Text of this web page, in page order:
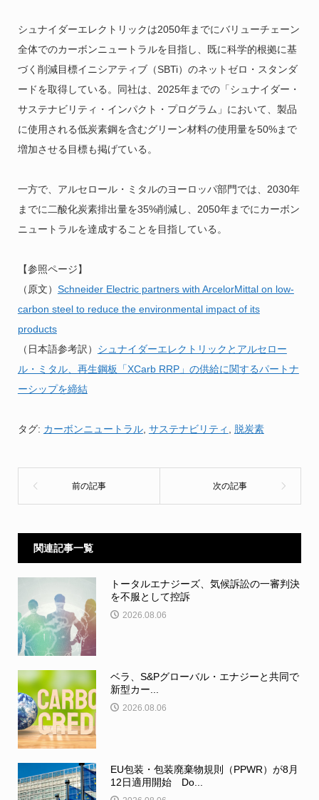
シュナイダーエレクトリックは2050年までにバリューチェーン
全体でのカーボンニュートラルを目指し、既に科学的根拠に基
づく削減目標イニシアティブ（SBTi）のネットゼロ・スタンダ
ードを取得している。同社は、2025年までの「シュナイダー・
サステナビリティ・インパクト・プログラム」において、製品
に使用される低炭素鋼を含むグリーン材料の使用量を50%まで
増加させる目標も掲げている。
一方で、アルセロール・ミタルのヨーロッパ部門では、2030年
までに二酸化炭素排出量を35%削減し、2050年までにカーボン
ニュートラルを達成することを目指している。
【参照ページ】
（原文） Schneider Electric partners with ArcelorMittal on low-
carbon steel to reduce the environmental impact of its
products
（日本語参考訳） シュナイダーエレクトリックとアルセロー
ル・ミタル、再生鋼板「XCarb RRP」の供給に関するパートナ
ーシップを締結
タグ: カーボンニュートラル, サステナビリティ 脱炭素
関連記事一覧
トータルエナジーズ、気候訴訟の一審判決
を不服として控訴
2026.08.06
ベラ、S&Pグローバル・エナジーと共同で
新型カー...
2026.08.06
EU包装・包装廃棄物規則（PPWR）が8月
12日適用開始 Do...